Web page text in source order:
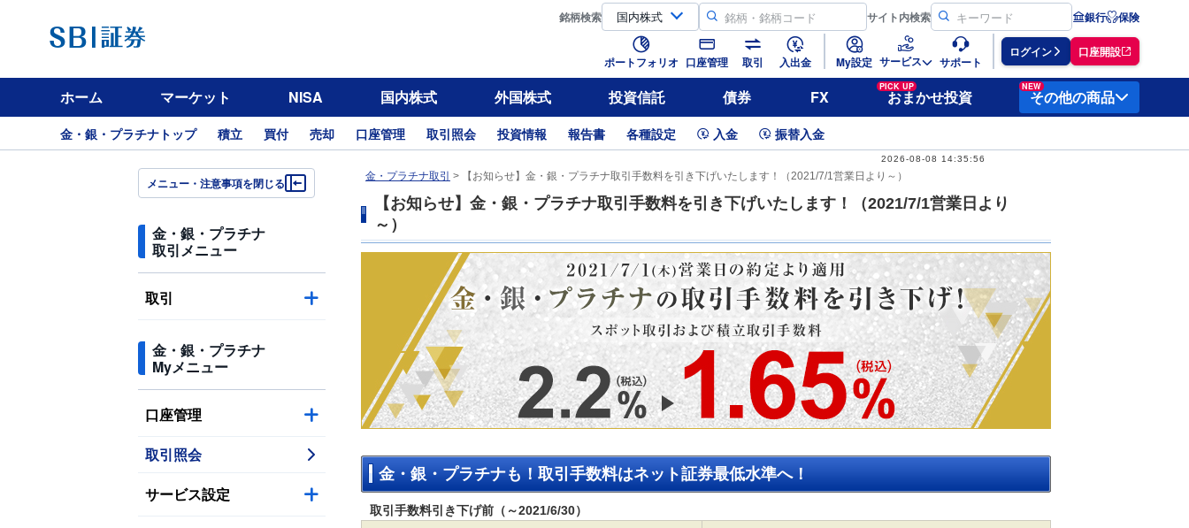
銘柄検索 サイト内検索 銀行 保険
ポートフォリオ 口座管理 取引 入出金 My設定 サービス サポート
ログイン 口座開設
ホーム マーケット NISA 国内株式 外国株式 投資信託 債券 FX
PICK UP
おまかせ投資
NEW
その他の商品
金・銀・プラチナトップ 積立 買付 売却 口座管理 取引照会 投資情報 報告書 各種設定 入金 振替入金
2026-08-08 14:35:56
メニュー・注意事項を閉じる
金・銀・プラチナ
取引メニュー
取引
金・銀・プラチナ
Myメニュー
口座管理
取引照会
サービス設定
金・プラチナ取引 > 【お知らせ】金・銀・プラチナ取引手数料を引き下げいたします！（2021/7/1営業日より～）
【お知らせ】金・銀・プラチナ取引手数料を引き下げいたします！（2021/7/1営業日より
～）
金・銀・プラチナも！取引手数料はネット証券最低水準へ！
取引手数料引き下げ前（～2021/6/30）